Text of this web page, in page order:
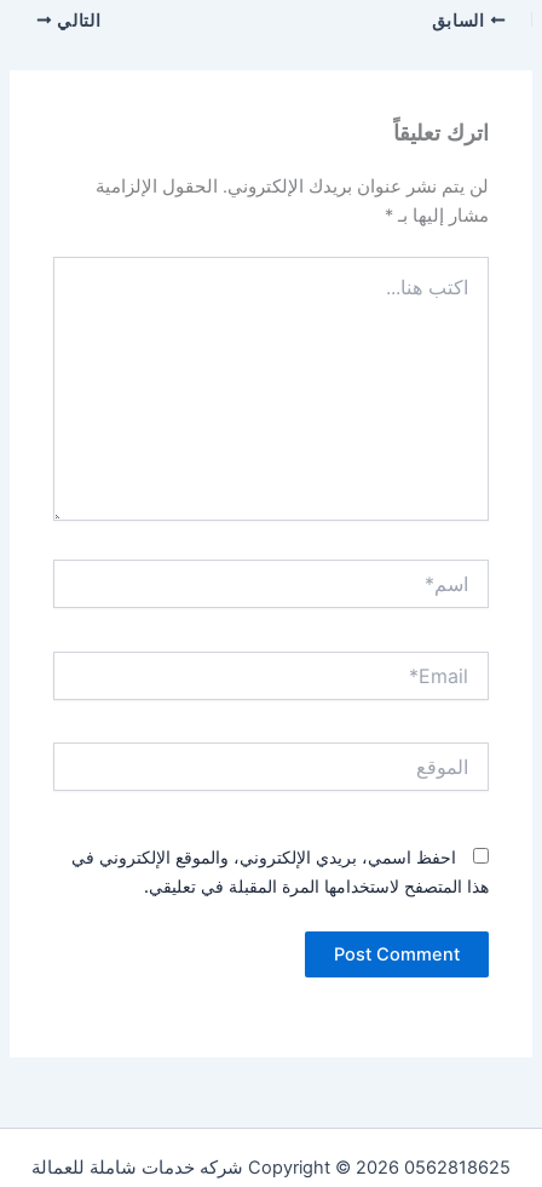
السابق التالي
اترك تعليقاً
لن يتم نشر عنوان بريدك الإلكتروني. الحقول الإلزامية
مشار إليها بـ*
هنا...
احفظ اسمي، بريدي الإلكتروني، والموقع الإلكتروني في
هذا المتصفح لاستخدامها المرة المقبلة في تعليقي.
Copyright © 2026 0562818625 شركه خدمات شاملة للعمالة